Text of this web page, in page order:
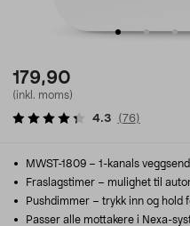
179,90
(inkl. moms)
4.3 (76)
MWST-1809 – 1-kanals
Fraslagstimer – mulighet til
Pushdimmer – trykk inn og hold
Passer alle mottakere i Nexa-